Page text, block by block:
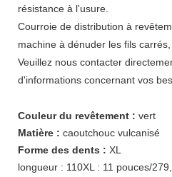
résistance à l'usure.
Courroie de distribution à
machine à dénuder les fils
Veuillez nous contacter
d'informations concernant vos
Couleur du revêtement : vert
Matière : caoutchouc vulcanisé
Forme des dents : XL
longueur : 110XL : 11 pouces/